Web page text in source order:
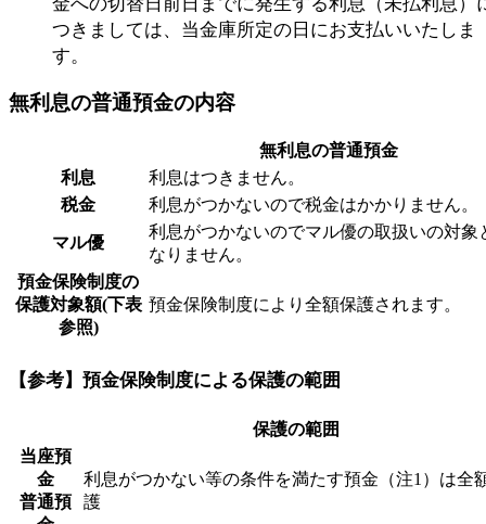
つきましては、当金庫所定の日にお支払いいたしま
す。
無利息の普通預金の内容
無利息の普通預金
利息
利息はつきません。
税金
利息がつかないので税金はかかりません。
マル優
利息がつかないのでマル優の取扱いの対象
なりません。
預金保険制度の
保護対象額(下表
参照)
預金保険制度により全額保護されます。
【参考】預金保険制度による保護の範囲
保護の範囲
当座預
金
普通預
利息がつかない等の条件を満たす預金（注1）は全
護